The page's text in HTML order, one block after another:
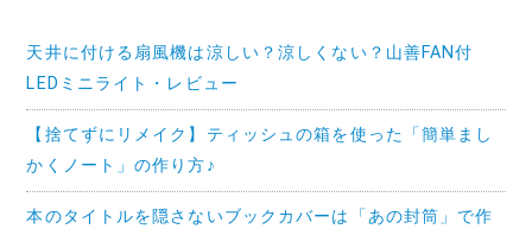
天井に付ける扇風機は涼しい？涼しくない？山善FAN付
LEDミニライト・レビュー
【捨てずにリメイク】ティッシュの箱を使った「簡単まし
かくノート」の作り方♪
本のタイトルを隠さないブックカバーは「あの封筒」で作